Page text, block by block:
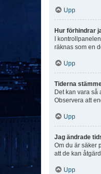
Upp
Hur förhindrar
I
räknas som en
Upp
Tiderna
Det kan vara så
Observera att
Upp
Jag ändrade
Om du är säker
att de kan
Upp